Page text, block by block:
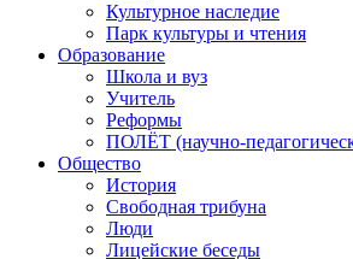
Культурное наследие
Парк культуры и чтения
Образование
Школа и вуз
Учитель
Реформы
ПОЛЁТ (научно-
Общество
История
Свободная трибуна
Люди
Лицейские беседы